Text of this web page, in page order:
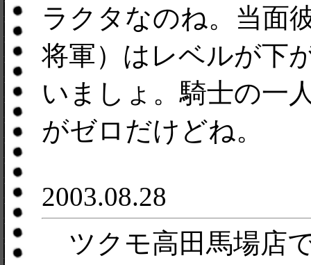
ラクタなのね。当面
将軍）はレベルが下
いましょ。騎士の一
がゼロだけどね。
2003.08.28
ツクモ高田馬場店